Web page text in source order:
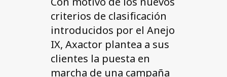
criterios de clasificación
introducidos por el Anejo
IX, Axactor plantea a sus
clientes la puesta en
marcha de una campaña